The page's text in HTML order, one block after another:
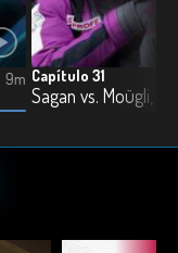
9m Capítulo 31